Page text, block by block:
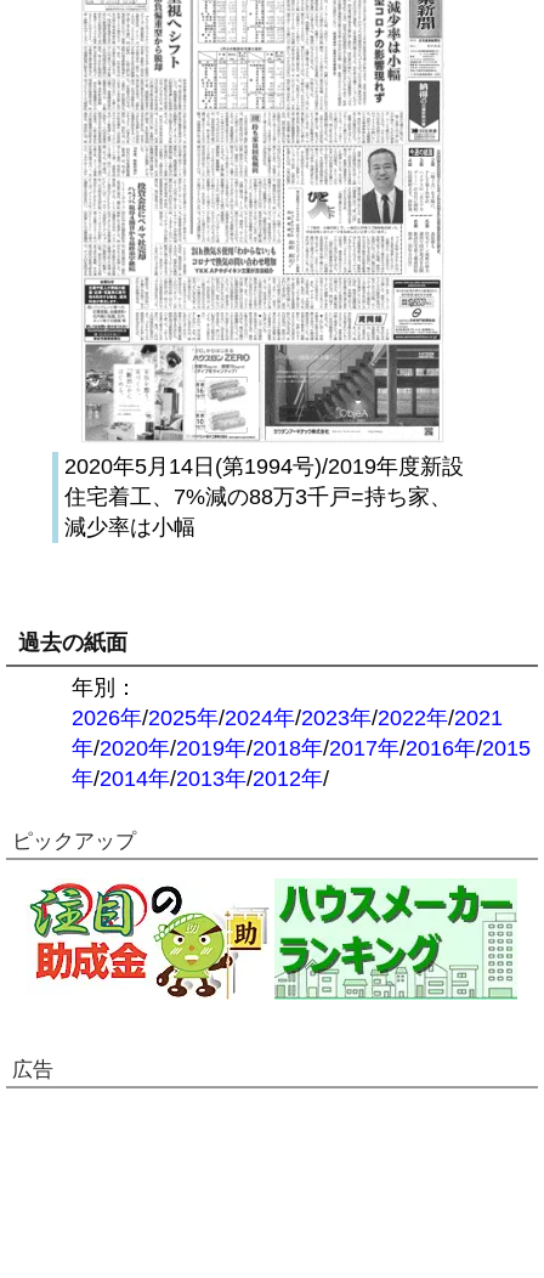
2020年5月14日(第1994号)/2019年度新設
住宅着工、7%減の88万3千戸=持ち家、
減少率は小幅
過去の紙面
年別：
2026年/2025年/2024年/2023年/2022年/2021
年/2020年/2019年/2018年/2017年/2016年/2015
年/2014年/2013年/2012年/
ピックアップ
広告